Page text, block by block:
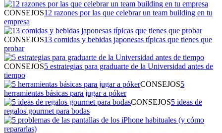
CONSEJOS12 razones por las que celebrar un team building en tu
empresa
CONSEJOS13 comidas y bebidas japonesas típicas que tienes que
probar
CONSEJOS5 estrategias para graduarte de la Universidad antes de
tiempo
CONSEJOS5
herramientas básicas para jugar a póker
CONSEJOS5 ideas de
regalos gourmet para bodas